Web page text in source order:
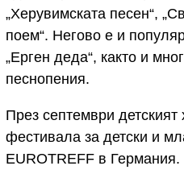
„Херувимската песен“,
поем“. Негово е и
„Ерген деда“, както и
песнопения.
През септември
фестивала за детски и
EUROTREFF в Германия.